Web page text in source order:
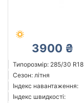
3900 ₴
Типорозмір: 285/30 R18
Сезон: літня
Індекс навантаження:
Індекс швидкості: